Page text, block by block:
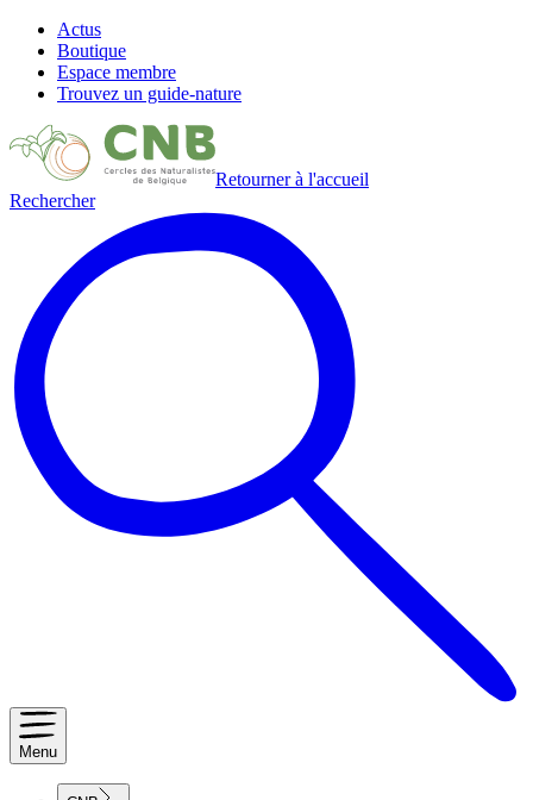
Actus
Boutique
Espace membre
Trouvez un guide-nature
Retourner à l'accueil
Rechercher
Menu